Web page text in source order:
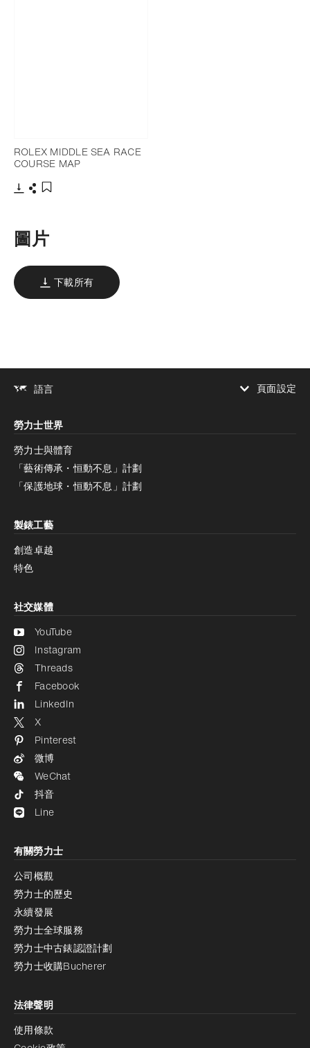
ROLEX MIDDLE SEA RACE
COURSE MAP
圖片
下載所有
語言
頁面設定
增加對比度
停用
減少動畫
減少動畫
停用
勞力士世界
勞力士與體育
「藝術傳承・恒動不息」計劃
「保護地球・恒動不息」計劃
製錶工藝
創造卓越
特色
社交媒體
YouTube
Instagram
Threads
Facebook
LinkedIn
X
Pinterest
微博
WeChat
抖音
Line
有關勞力士
公司概觀
勞力士的歷史
永續發展
勞力士全球服務
勞力士中古錶認證計劃
勞力士收購Bucherer
法律聲明
使用條款